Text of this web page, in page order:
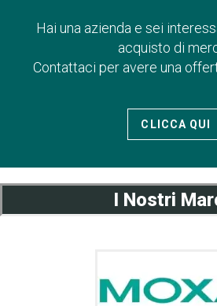
Hai una azienda e sei
acquisto di
Contattaci per avere una
CLICCA QUI
I Nostri